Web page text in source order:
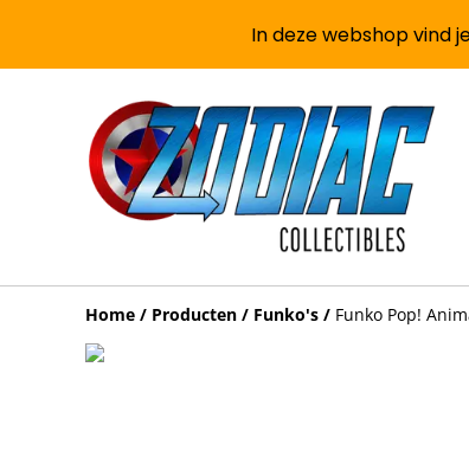
In deze webshop vind
Home / Producten / Funko's / Funko Pop!